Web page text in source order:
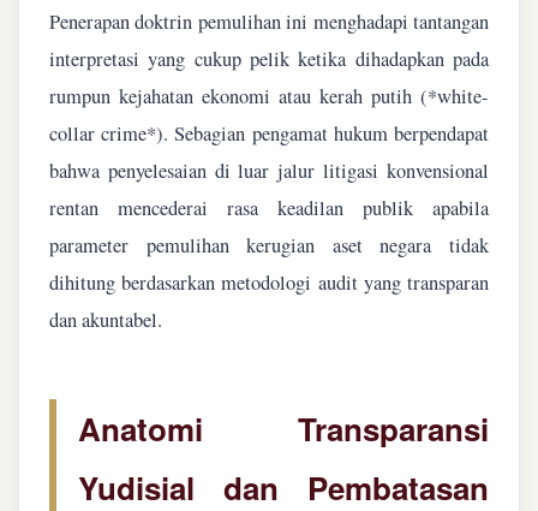
Penerapan doktrin pemulihan ini menghadapi tantangan
interpretasi yang cukup pelik ketika dihadapkan pada
rumpun kejahatan ekonomi atau kerah putih (*white-
collar crime*). Sebagian pengamat hukum berpendapat
bahwa penyelesaian di luar jalur litigasi konvensional
rentan mencederai rasa keadilan publik apabila
parameter pemulihan kerugian aset negara tidak
dihitung berdasarkan metodologi audit yang transparan
dan akuntabel.
Anatomi Transparansi
Yudisial dan Pembatasan